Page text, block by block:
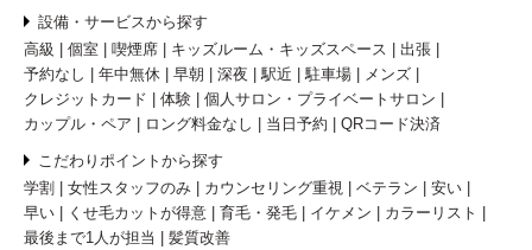
設備・サービスから探す
高級
個室 喫煙席 キッズルーム・キッズスペース
出張
予約なし
年中無休 早朝 深夜 駅近 駐車場
メンズ
クレジットカード
体験
個人サロン・プライベートサロン
カップル・ペア
ロング料金なし 当日予約 QRコード決済
こだわりポイントから探す
学割
女性スタッフのみ カウンセリング重視 ベテラン
安い
早い
くせ毛カットが得意 育毛・発毛 イケメン
カラーリスト
最後まで1人が担当
髪質改善